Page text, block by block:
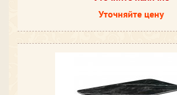
Уточняйте цену